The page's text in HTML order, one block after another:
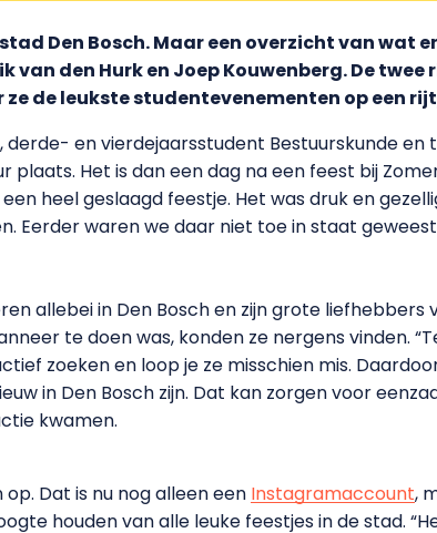
Den Bosch. Maar een overzicht van wat
van den Hurk en Joep Kouwenberg. De
de leukste studentevenementen op een
en vierdejaarsstudent Bestuurskunde en
plaats. Het is dan een dag na een feest bij
heel geslaagd feestje. Het was druk en
Eerder waren we daar niet toe in staat
allebei in Den Bosch en zijn grote
te doen was, konden ze nergens vinden.
zoeken en loop je ze misschien mis.
in Den Bosch zijn. Dat kan zorgen voor
kwamen.
Dat is nu nog alleen een Instagramaccount,
houden van alle leuke feestjes in de stad.